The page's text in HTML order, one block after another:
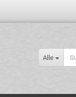
Alle